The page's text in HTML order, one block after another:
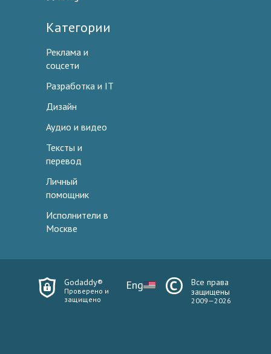
Категории
Реклама и
соцсети
Разработка и IT
Дизайн
Аудио и видео
Тексты и
перевод
Личный
помощник
Исполнители в
Москве
Godaddy®
Проверено и
защищено
Eng
Все права
защищены
2009—2026